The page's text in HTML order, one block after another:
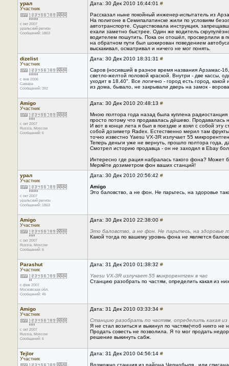
урал
Участник
с окт 2007
уральский регион
Сообщений: 1863
Дата: 30 Дек 2010 16:44:01 #
Рассказал ныне покойный инженер-испытатель из
На полигоне в Семипалатинске жили по условиям
автотранспорте. Существовала инструкция,
ехали заметно быстрее. Один же водитель
водителем пошутить. Пока он отошёл, просверлили в
на обратном пути был шокирован поведением
выскакивал, осматривал и ничего не мог понять.
dizelist
Участник
с янв 2006
Самара
Сообщений: 392
Дата: 30 Дек 2010 18:31:31 #
Саров (носивший в разное время названия Арзамас-
светло-желтой половой краской. Внутри - две кассы,
уходит в 18.40". Все логично - город есть город,
из дома, бывало, не закрывали дверь на замок -
Amigo
Участник
с окт 2007
Russia, Moscow
Сообщений: 6
Дата: 30 Дек 2010 20:48:13 #
Мною полтора года назад была куплена
просто потому что продавалась дёшево.
И вот в конце лета я был в поездке и взял с собой
собой дозиметр Radex. Естественно мерил там
точно известно Yaesu VX-3R излучает 55
Теперь деньги уже не вернуть, прошло полтора года,
Смотрел историю продавца - он не заходил в Ebay
Интересно где рация набралась такого фона? Может
Меряйте дозиметром фон ваших станций!
урал
Участник
с окт 2007
уральский регион
Сообщений: 1863
Дата: 30 Дек 2010 20:56:42 #
Amigo
Это баловство, а не фон. Не парьтесь, на здоровье
Amigo
Участник
с окт 2007
Russia, Moscow
Сообщений: 6
Дата: 30 Дек 2010 22:38:00 #
Это баловство, а не фон. Не парьтесь, на здоровье
Какой тогда по вашему уровнь фона не является
Parashut
Участник
с фев 2007
Московская обл.
Сообщений: 46
Дата: 31 Дек 2010 01:38:32 #
Yaesu VX-3R излучает 55 микрорентген в час
Станцию разобрать по частям, определить какая из
Amigo
Участник
с окт 2007
Russia, Moscow
Сообщений: 6
Дата: 31 Дек 2010 03:33:34 #
Станцию разобрать по частям, определить какая
Я не стал возиться и выкинул по частям(чтоб никто не
Продать совесть не позволила. Я то мог продать
решение выкинуть сабж.
Tejlor
Участник
Дата: 31 Дек 2010 04:56:14 #
Возможно станция из района Чернобыля , или